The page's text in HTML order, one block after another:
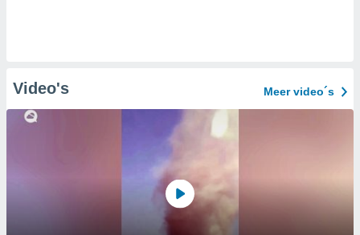
Video's Meer video´s